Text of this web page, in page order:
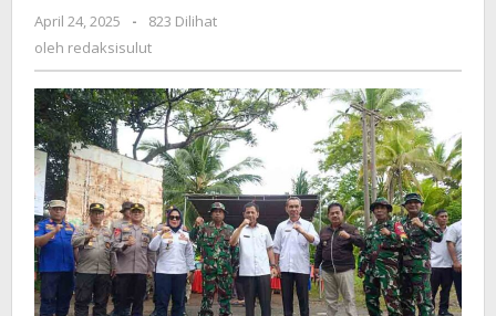
Bakti
di
Sangkub
April 24, 2025
oleh
redaksisulut
-
823 Dilihat
oleh redaksisulut